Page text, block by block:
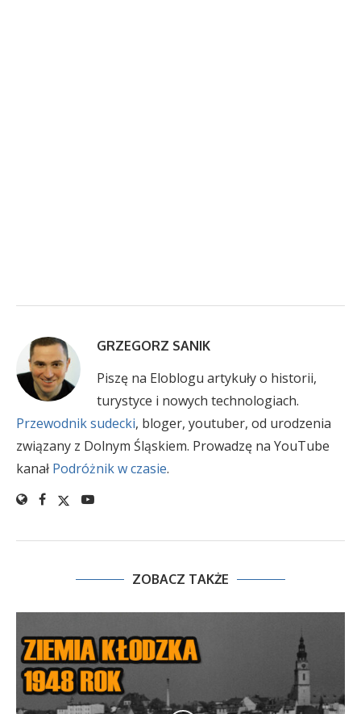
GRZEGORZ SANIK
Piszę na Eloblogu artykuły o historii,
turystyce i nowych technologiach.
Przewodnik sudecki, bloger, youtuber, od urodzenia
związany z Dolnym Śląskiem. Prowadzę na YouTube
kanał Podróżnik w czasie.
ZOBACZ TAKŻE